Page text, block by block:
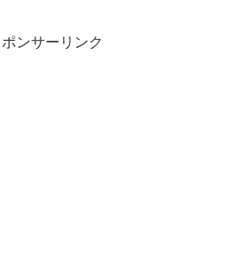
ンサーリンク